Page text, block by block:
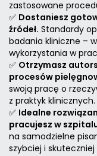
zastosowane
✅ Dostaniesz
źródeł. Standardy
badania kliniczne –
wykorzystania w
✅ Otrzymasz
procesów
swoją pracę o
z praktyk klinicznych.
✅ Idealne
pracujesz w
na samodzielne
szybciej i